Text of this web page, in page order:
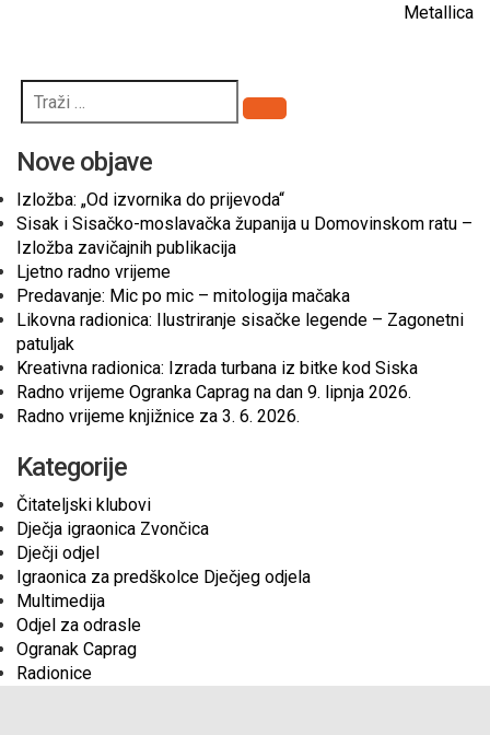
Metallica
Pretraži
Nove objave
Izložba: „Od izvornika do prijevoda“
Sisak i Sisačko-moslavačka županija u Domovinskom ratu –
Izložba zavičajnih publikacija
Ljetno radno vrijeme
Predavanje: Mic po mic – mitologija mačaka
Likovna radionica: Ilustriranje sisačke legende – Zagonetni
patuljak
Kreativna radionica: Izrada turbana iz bitke kod Siska
Radno vrijeme Ogranka Caprag na dan 9. lipnja 2026.
Radno vrijeme knjižnice za 3. 6. 2026.
Kategorije
Čitateljski klubovi
Dječja igraonica Zvončica
Dječji odjel
Igraonica za predškolce Dječjeg odjela
Multimedija
Odjel za odrasle
Ogranak Caprag
Radionice